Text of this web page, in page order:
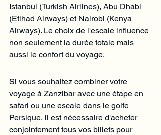
Istanbul (Turkish Airlines), Abu Dhabi
(Etihad Airways) et Nairobi (Kenya
Airways). Le choix de l'escale influence
non seulement la durée totale mais
aussi le confort du voyage.
Si vous souhaitez combiner votre
voyage à Zanzibar avec une étape en
safari ou une escale dans le golfe
Persique, il est nécessaire d'acheter
conjointement tous vos billets pour